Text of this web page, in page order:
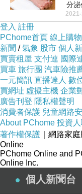
分泌
傳、
登入 註冊
PChome首頁 線上購物
新聞 /氣象 股市 個人
買賣租屋 支付連 國際
買車 旅行團 汽車險推
一元簡訊 直播達人 數
買網址 虛擬主機 企業
廣告刊登 隱私權聲明
消費者保護 兒童網路
About PChome 投資
著作權保護 ｜網路家
Online
PChome Online and
Online Inc.
個人新聞台